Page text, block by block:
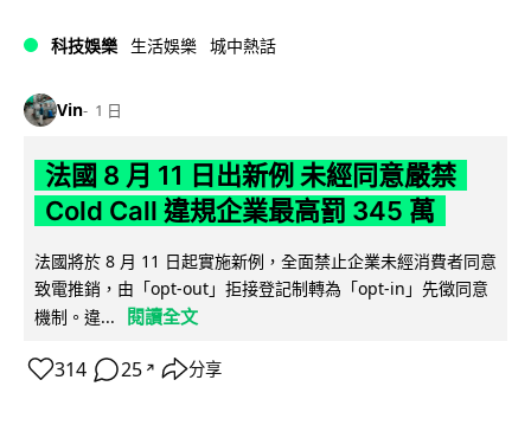
科技娛樂 生活娛樂 城中熱話
Vin 1 日
法國 8 月 11 日出新例 未經同意嚴禁
Cold Call 違規企業最高罰 345 萬
法國將於 8 月 11 日起實施新例，全面禁止企業未經消費者同意
致電推銷，由「opt-out」拒接登記制轉為「opt-in」先徵同意
機制。違...
閱讀全文
314 25 ↗ 分享